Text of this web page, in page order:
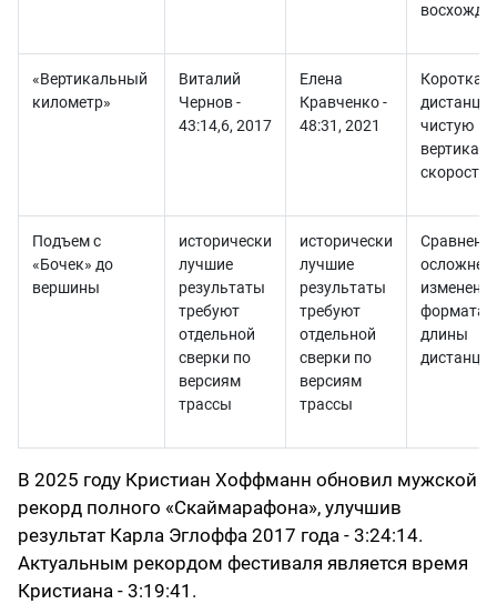
«Вертикальный
километр»
Виталий
Чернов -
43:14,6, 2017
Елена
Кравченко -
48:31, 2021
Короткая
чистую
скорость
Подъем с
«Бочек» до
вершины
исторически
лучшие
результаты
требуют
отдельной
сверки по
версиям
трассы
исторически
лучшие
результаты
требуют
отдельной
сверки по
версиям
трассы
формата и
длины
дистанции
В 2025 году Кристиан Хоффманн обновил мужской
рекорд полного «Скаймарафона», улучшив
результат Карла Эглоффа 2017 года - 3:24:14.
Актуальным рекордом фестиваля является время
Кристиана - 3:19:41.